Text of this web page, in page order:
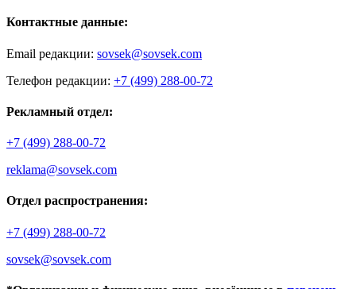
Контактные данные:
Email редакции: sovsek@sovsek.com
Телефон редакции: +7 (499) 288-00-72
Рекламный отдел:
+7 (499) 288-00-72
reklama@sovsek.com
Отдел распространения:
+7 (499) 288-00-72
sovsek@sovsek.com